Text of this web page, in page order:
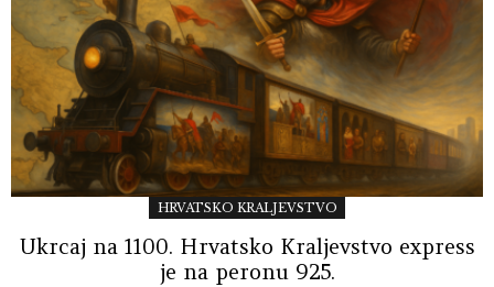
HRVATSKO KRALJEVSTVO
Ukrcaj na 1100. Hrvatsko Kraljevstvo express
je na peronu 925.